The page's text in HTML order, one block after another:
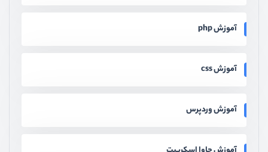
آموزش php
آموزش css
آموزش وردپرس